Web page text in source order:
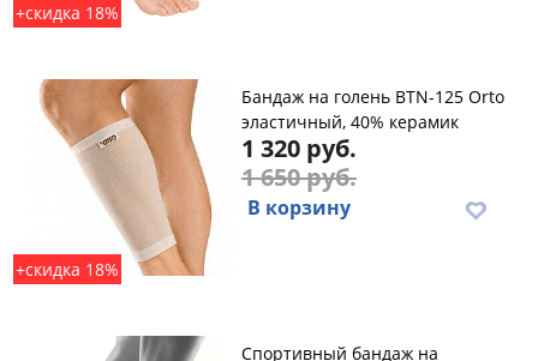
+скидка 18%
+скидка 18%
Бандаж на голень BTN-125 Orto
эластичный, 40% керамик
1 320 руб.
1 650 руб.
В корзину
Спортивный бандаж на